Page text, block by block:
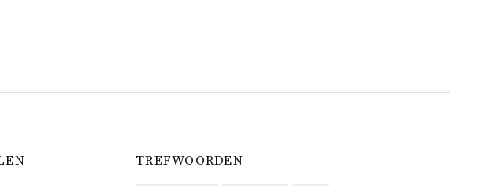
TREFWOORDEN